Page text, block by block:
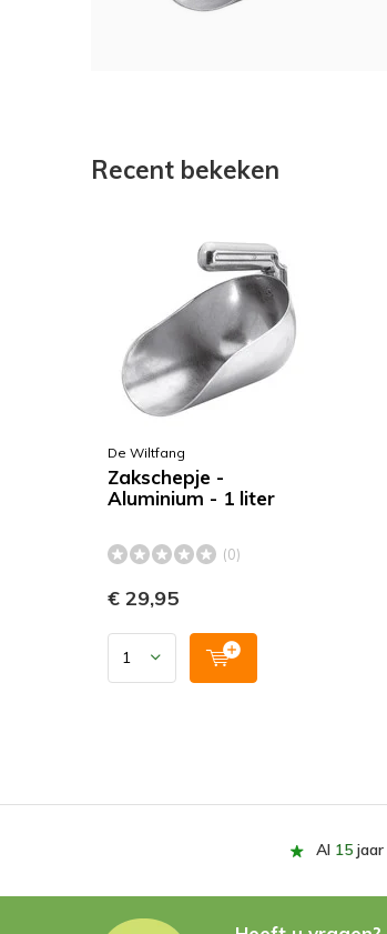
Recent bekeken
De Wiltfang
Zakschepje -
Aluminium - 1 liter
(0)
€ 29,95
Al 15